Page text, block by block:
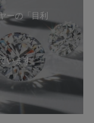
ーの「目利
います。